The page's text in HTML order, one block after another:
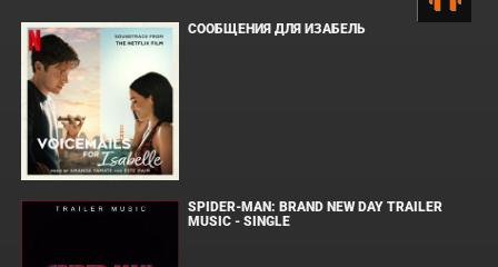
СООБЩЕНИЯ ДЛЯ ИЗАБЕЛЬ
SPIDER-MAN: BRAND NEW DAY TRAILER
MUSIC - SINGLE